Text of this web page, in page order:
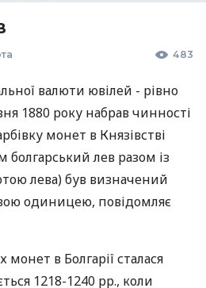
483
валюти ювілей - рівно
1880 року набрав чинності
монет в Князівстві
болгарський лев разом із
лева) був визначений
одиницею, повідомляє
в Болгарії сталася
1218-1240 рр., коли